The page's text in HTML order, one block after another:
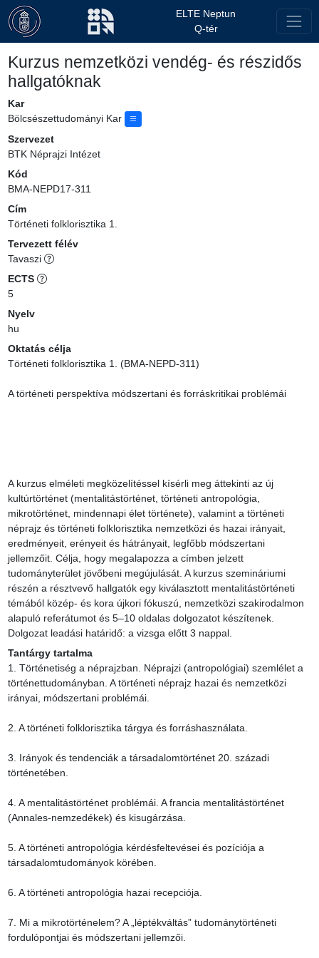
ELTE Neptun
Q-tér
Kurzus nemzetközi vendég- és részidős
hallgatóknak
Kar
Bölcsészettudományi Kar
Szervezet
BTK Néprajzi Intézet
Kód
BMA-NEPD17-311
Cím
Történeti folklorisztika 1.
Tervezett félév
Tavaszi
ECTS
5
Nyelv
hu
Oktatás célja
Történeti folklorisztika 1. (BMA-NEPD-311)
A történeti perspektíva módszertani és forráskritikai problémái
A kurzus elméleti megközelítéssel kísérli meg áttekinti az új
kultúrtörténet (mentalitástörténet, történeti antropológia,
mikrotörténet, mindennapi élet története), valamint a történeti
néprajz és történeti folklorisztika nemzetközi és hazai irányait,
eredményeit, erényeit és hátrányait, legfőbb módszertani
jellemzőit. Célja, hogy megalapozza a címben jelzett
tudományterület jövőbeni megújulását. A kurzus szemináriumi
részén a résztvevő hallgatók egy kiválasztott mentalitástörténeti
témából közép- és kora újkori fókuszú, nemzetközi szakirodalmon
alapuló referátumot és 5–10 oldalas dolgozatot készítenek.
Dolgozat leadási határidő: a vizsga előtt 3 nappal.
Tantárgy tartalma
1. Történetiség a néprajzban. Néprajzi (antropológiai) szemlélet a
történettudományban. A történeti néprajz hazai és nemzetközi
irányai, módszertani problémái.
2. A történeti folklorisztika tárgya és forráshasználata.
3. Irányok és tendenciák a társadalomtörténet 20. századi
történetében.
4. A mentalitástörténet problémái. A francia mentalitástörténet
(Annales-nemzedékek) és kisugárzása.
5. A történeti antropológia kérdésfeltevései és pozíciója a
társadalomtudományok körében.
6. A történeti antropológia hazai recepciója.
7. Mi a mikrotörténelem? A „léptékváltás” tudománytörténeti
fordulópontjai és módszertani jellemzői.